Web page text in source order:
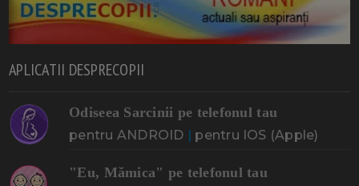
APLICATII DESPRECOPII
Odiseea Sarcinii pe telefonul tau
pentru ANDROID pentru IOS (Apple)
"Eu, Mămica" pe telefonul tau